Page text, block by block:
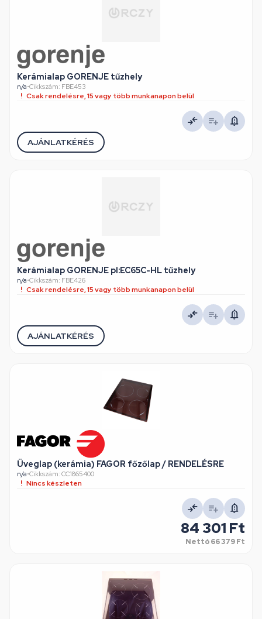
Kerámialap GORENJE tűzhely
n/a•Cikkszám: FBE453
Csak rendelésre, 15 vagy több munkanapon belül
AJÁNLATKÉRÉS
Kerámialap GORENJE pl:EC65C-HL tűzhely
n/a•Cikkszám: FBE426
Csak rendelésre, 15 vagy több munkanapon belül
AJÁNLATKÉRÉS
Üveglap (kerámia) FAGOR főzőlap / RENDELÉSRE
n/a•Cikkszám: CC1865400
Nincs készleten
84 301 Ft
Nettó66 379 Ft